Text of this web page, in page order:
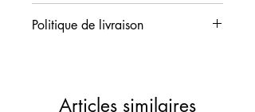
de réception) pour demander l'échange ou
Consultez nos conditions de retours
Politique de livraison
Vous recevrez par mail votre numéro de
Articles similaires